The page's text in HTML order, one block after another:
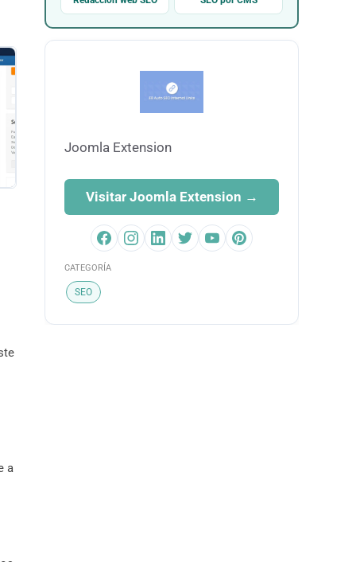
a
Joomla Extension
Visitar Joomla Extension →
CATEGORÍA
SEO